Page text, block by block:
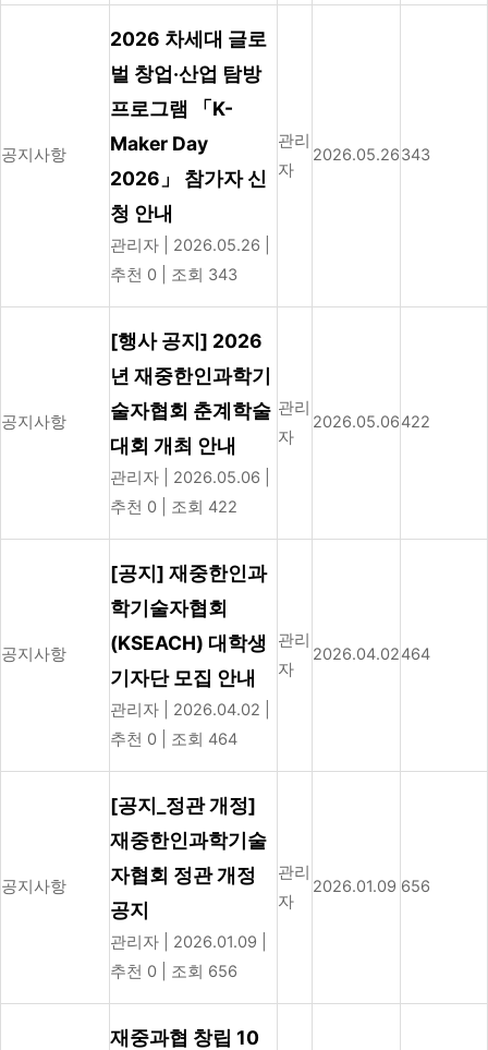
공지사항
2026 차세대 글로
벌 창업·산업 탐방
프로그램 「K-
Maker Day
2026」 참가자 신
청 안내
관리자 2026.05.26
추천 0
조회 343
관리
자
2026.05.26343
공지사항
[행사 공지] 2026
년 재중한인과학기
술자협회 춘계학술
대회 개최 안내
관리자 2026.05.06
추천 0
조회 422
관리
자
2026.05.06422
공지사항
[공지] 재중한인과
학기술자협회
(KSEACH) 대학생
기자단 모집 안내
관리자 2026.04.02
추천 0
조회 464
관리
자
2026.04.02464
공지사항
[공지_정관 개정]
재중한인과학기술
자협회 정관 개정
공지
관리자 2026.01.09
추천 0
조회 656
관리
자
2026.01.09 656
재중과협 창립 10